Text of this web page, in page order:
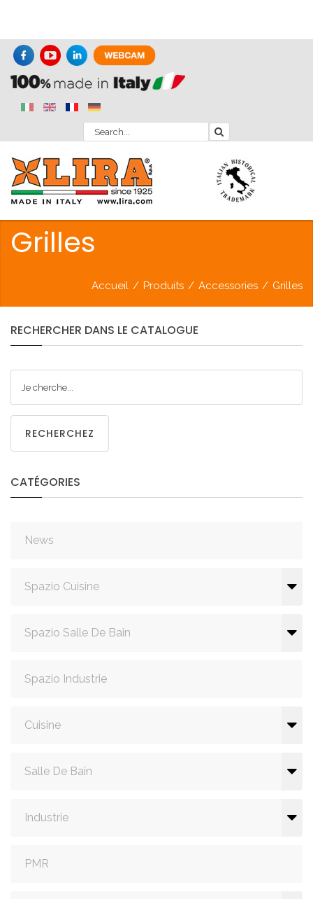
Grilles
Accueil / Produits / Accessories / Grilles
RECHERCHER DANS LE CATALOGUE
RECHERCHEZ
CATÉGORIES
News
Spazio Cuisine
Spazio Salle De Bain
Spazio Industrie
Cuisine
Salle De Bain
Industrie
PMR